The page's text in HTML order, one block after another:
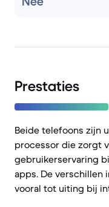
Prestaties
Beide telefoons zijn
processor die zorgt
gebruikerservaring
apps. De verschillen
vooral tot uiting bij